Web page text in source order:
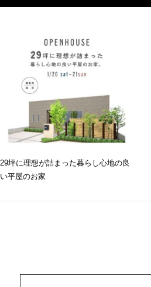
29坪に理想が詰まった暮らし心地の良
い平屋のお家